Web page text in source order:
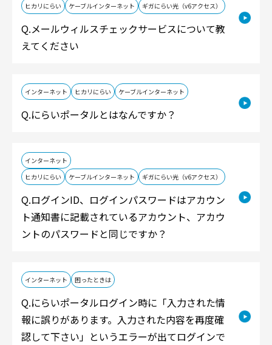
ヒカリにらい
ケーブルインターネット ギガにらい光（v6アクセス）
メールウィルスチェックサービスについて教
えてください
インターネット ヒカリにらい ケーブルインターネット
にらいポータルとはなんですか？
インターネット
ヒカリにらい
ケーブルインターネット ギガにらい光（v6アクセス）
ログインID、ログインパスワードはアカウン
ト通知書に記載されているアカウント、アカウ
ントのパスワードと同じですか？
インターネット 困ったときは
にらいポータルログイン時に「入力された情
報に誤りがあります。入力された内容を再度確
認して下さい」というエラーが出てログインで